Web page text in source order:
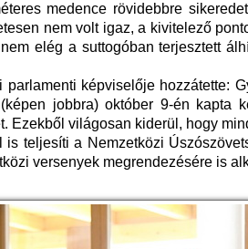
medence rövidebbre
nem volt igaz, a kivitelező
elég a suttogóban terjesztett
parlamenti képviselője hozzátette:
jobbra) október 9-én kapta
Ezekből világosan kiderül, hogy
is teljesíti a Nemzetközi
versenyek megrendezésére is